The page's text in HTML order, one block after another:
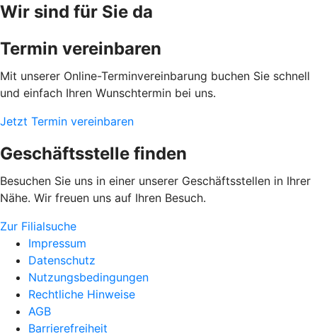
Wir sind für Sie da
Termin vereinbaren
Mit unserer Online-Terminvereinbarung buchen Sie schnell
und einfach Ihren Wunschtermin bei uns.
Jetzt Termin vereinbaren
Geschäftsstelle finden
Besuchen Sie uns in einer unserer Geschäftsstellen in Ihrer
Nähe. Wir freuen uns auf Ihren Besuch.
Zur Filialsuche
Impressum
Datenschutz
Nutzungsbedingungen
Rechtliche Hinweise
AGB
Barrierefreiheit